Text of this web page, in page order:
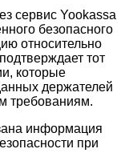
сервис Yookassa
безопасного
относительно
тот
которые
держателей
требованиям.
информация
при